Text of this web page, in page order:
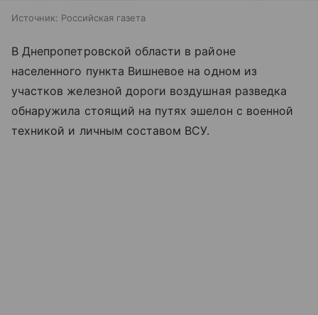
Источник: Российская газета
В Днепропетровской области в районе
населенного пункта Вишневое на одном из
участков железной дороги воздушная разведка
обнаружила стоящий на путях эшелон с военной
техникой и личным составом ВСУ.